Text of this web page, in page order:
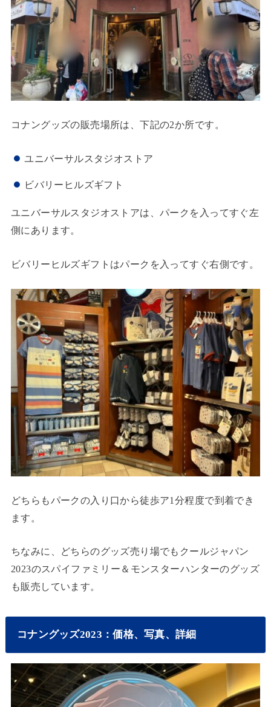
コナングッズの販売場所は、下記の2か所です。
ユニバーサルスタジオストア
ビバリーヒルズギフト
ユニバーサルスタジオストアは、パークを入ってすぐ左
側にあります。
ビバリーヒルズギフトはパークを入ってすぐ右側です。
どちらもパークの入り口から徒歩ア1分程度で到着でき
ます。
ちなみに、どちらのグッズ売り場でもクールジャパン
2023のスパイファミリー＆モンスターハンターのグッズ
も販売しています。
コナングッズ2023：価格、写真、詳細